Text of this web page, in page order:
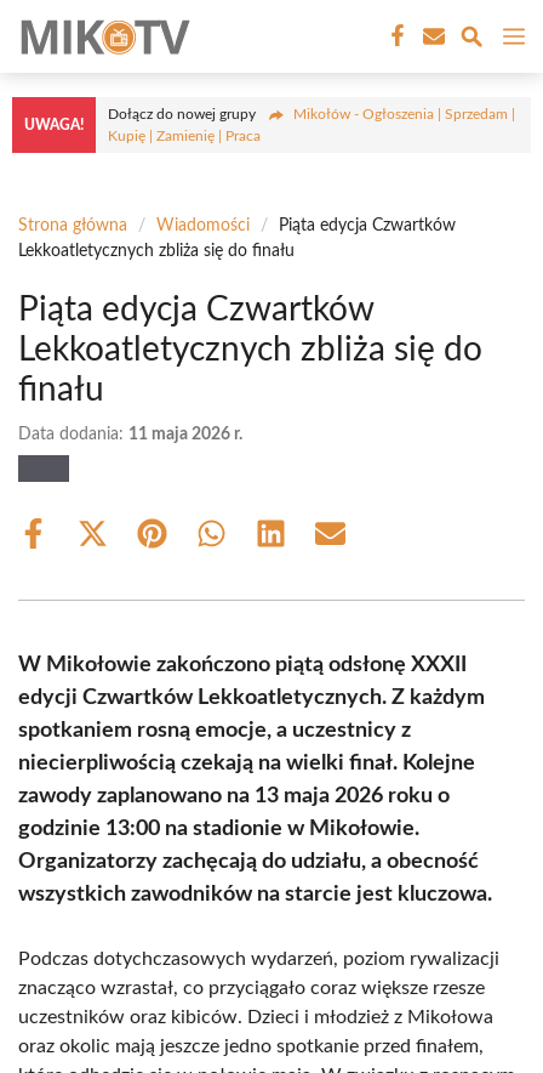
treści
UWAGA!
Dołącz do nowej grupy
Mikołów - Ogłoszenia | Sprzedam |
Kupię | Zamienię | Praca
Strona główna / Wiadomości /
Piąta edycja Czwartków
Lekkoatletycznych zbliża się do finału
Piąta edycja Czwartków
Lekkoatletycznych zbliża się do
finału
Data dodania: 11 maja 2026 r.
Share
Share
(Twitter)
Share Share Share Share
W Mikołowie zakończono piątą odsłonę XXXII
edycji Czwartków Lekkoatletycznych. Z każdym
spotkaniem rosną emocje, a uczestnicy z
niecierpliwością czekają na wielki finał. Kolejne
zawody zaplanowano na 13 maja 2026 roku o
godzinie 13:00 na stadionie w Mikołowie.
Organizatorzy zachęcają do udziału, a obecność
wszystkich zawodników na starcie jest kluczowa.
Podczas dotychczasowych wydarzeń, poziom rywalizacji
znacząco wzrastał, co przyciągało coraz większe rzesze
uczestników oraz kibiców. Dzieci i młodzież z Mikołowa
oraz okolic mają jeszcze jedno spotkanie przed finałem,